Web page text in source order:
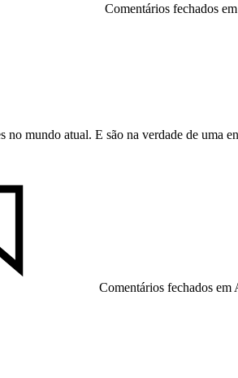
Comentários fechados
mundo atual. E são na verdade de uma
Comentários fechados em